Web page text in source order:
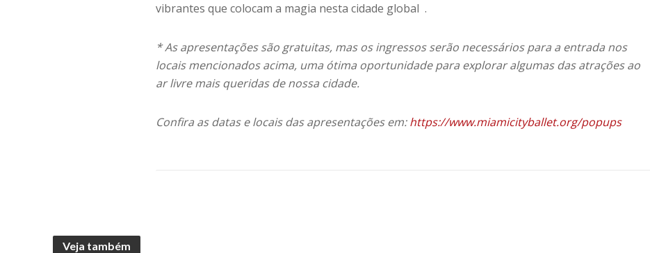
vibrantes que colocam a magia nesta cidade global .
* As apresentações são gratuitas, mas os ingressos serão necessários para a entrada nos
locais mencionados acima, uma ótima oportunidade para explorar algumas das atrações ao
ar livre mais queridas de nossa cidade.
Confira as datas e locais das apresentações em:https://www.miamicityballet.org/popups
Veja também